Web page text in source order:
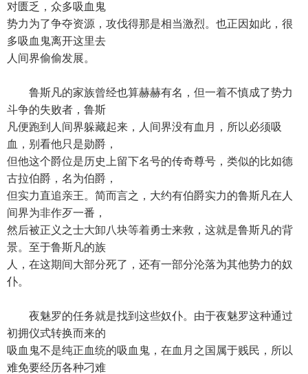
对匮乏，众多吸血鬼
势力为了争夺资源，攻伐得那是相当激烈。也正因如此，很
多吸血鬼离开这里去
人间界偷偷发展。
鲁斯凡的家族曾经也算赫赫有名，但一着不慎成了势力
斗争的失败者，鲁斯
凡便跑到人间界躲藏起来，人间界没有血月，所以必须吸
血，别看他只是勋爵，
但他这个爵位是历史上留下名号的传奇尊号，类似的比如德
古拉伯爵，名为伯爵，
但实力直追亲王。简而言之，大约有伯爵实力的鲁斯凡在人
间界为非作歹一番，
然后被正义之士大卸八块等着勇士来救，这就是鲁斯凡的背
景。至于鲁斯凡的族
人，在这期间大部分死了，还有一部分沦落为其他势力的奴
仆。
夜魅罗的任务就是找到这些奴仆。由于夜魅罗这种通过
初拥仪式转换而来的
吸血鬼不是纯正血统的吸血鬼，在血月之国属于贱民，所以
难免要经历各种刁难